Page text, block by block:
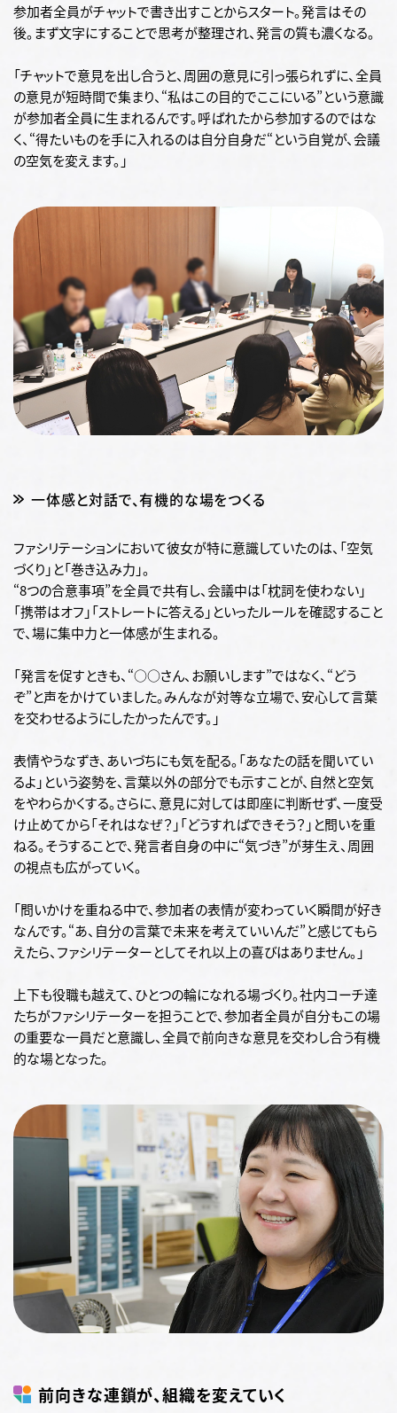
参加者全員がチャットで書き出すことからスタート。発言はその
後。まず文字にすることで思考が整理され、発言の質も濃くなる。
「チャットで意見を出し合うと、周囲の意見に引っ張られずに、全員
の意見が短時間で集まり、“私はこの目的でここにいる”という意識
が参加者全員に生まれるんです。呼ばれたから参加するのではな
く、“得たいものを手に入れるのは自分自身だ“という自覚が、会議
の空気を変えます。」
一体感と対話で、有機的な場をつくる
ファシリテーションにおいて彼女が特に意識していたのは、「空気
づくり」と「巻き込み力」。
“8つの合意事項”を全員で共有し、会議中は「枕詞を使わない」
「携帯はオフ」「ストレートに答える」といったルールを確認すること
で、場に集中力と一体感が生まれる。
「発言を促すときも、“○○さん、お願いします”ではなく、“どう
ぞ”と声をかけていました。みんなが対等な立場で、安心して言葉
を交わせるようにしたかったんです。」
表情やうなずき、あいづちにも気を配る。「あなたの話を聞いてい
るよ」という姿勢を、言葉以外の部分でも示すことが、自然と空気
をやわらかくする。さらに、意見に対しては即座に判断せず、一度受
け止めてから「それはなぜ？」「どうすればできそう？」と問いを重
ねる。そうすることで、発言者自身の中に“気づき”が芽生え、周囲
の視点も広がっていく。
「問いかけを重ねる中で、参加者の表情が変わっていく瞬間が好き
なんです。“あ、自分の言葉で未来を考えていいんだ”と感じてもら
えたら、ファシリテーターとしてそれ以上の喜びはありません。」
上下も役職も越えて、ひとつの輪になれる場づくり。社内コーチ達
たちがファシリテーターを担うことで、参加者全員が自分もこの場
の重要な一員だと意識し、全員で前向きな意見を交わし合う有機
的な場となった。
前向きな連鎖が、組織を変えていく